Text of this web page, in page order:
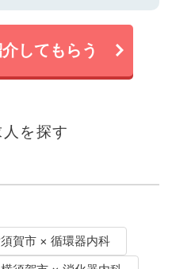
してもらう
を探す
賀市 × 循環器内科